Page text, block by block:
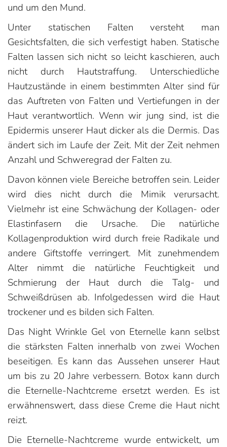
und um den Mund.
Unter statischen Falten versteht man
Gesichtsfalten, die sich verfestigt haben. Statische
Falten lassen sich nicht so leicht kaschieren, auch
nicht durch Hautstraffung. Unterschiedliche
Hautzustände in einem bestimmten Alter sind für
das Auftreten von Falten und Vertiefungen in der
Haut verantwortlich. Wenn wir jung sind, ist die
Epidermis unserer Haut dicker als die Dermis. Das
ändert sich im Laufe der Zeit. Mit der Zeit nehmen
Anzahl und Schweregrad der Falten zu.
Davon können viele Bereiche betroffen sein. Leider
wird dies nicht durch die Mimik verursacht.
Vielmehr ist eine Schwächung der Kollagen- oder
Elastinfasern die Ursache. Die natürliche
Kollagenproduktion wird durch freie Radikale und
andere Giftstoffe verringert. Mit zunehmendem
Alter nimmt die natürliche Feuchtigkeit und
Schmierung der Haut durch die Talg- und
Schweißdrüsen ab. Infolgedessen wird die Haut
trockener und es bilden sich Falten.
Das Night Wrinkle Gel von Eternelle kann selbst
die stärksten Falten innerhalb von zwei Wochen
beseitigen. Es kann das Aussehen unserer Haut
um bis zu 20 Jahre verbessern. Botox kann durch
die Eternelle-Nachtcreme ersetzt werden. Es ist
erwähnenswert, dass diese Creme die Haut nicht
reizt.
Die Eternelle-Nachtcreme wurde entwickelt, um